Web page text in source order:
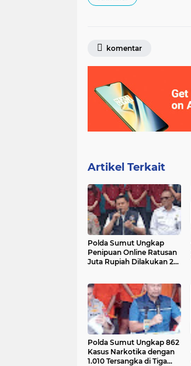
komentar
Artikel Terkait
Polda Sumut Ungkap
Penipuan Online Ratusan
Juta Rupiah Dilakukan 2
Polda Sumut Ungkap 862
Kasus Narkotika dengan
1.010 Tersangka di Tiga